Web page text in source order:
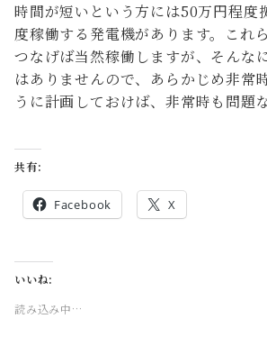
時間が短いという方には50万円程度
度稼働する発電機があります。これ
つなげば当然稼働しますが、そんな
はありませんので、あらかじめ非常
うに計画しておけば、非常時も問題
共有:
Facebook X
いいね:
読み込み中…